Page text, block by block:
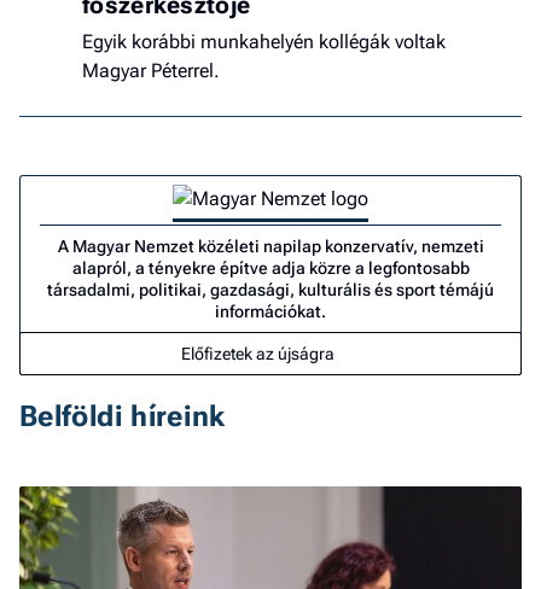
Egyik korábbi munkahelyén kollégák voltak
Magyar Péterrel.
A Magyar Nemzet közéleti napilap konzervatív, nemzeti
alapról, a tényekre építve adja közre a legfontosabb
társadalmi, politikai, gazdasági, kulturális és sport témájú
információkat.
Előfizetek az újságra
Belföldi híreink